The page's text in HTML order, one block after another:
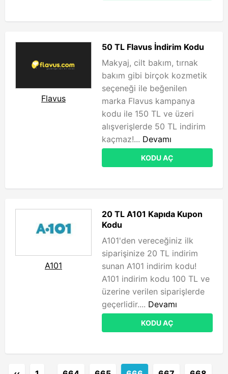
Flavus
50 TL Flavus İndirim Kodu
Makyaj, cilt bakım, tırnak
bakım gibi birçok kozmetik
seçeneği ile beğenilen
marka Flavus kampanya
kodu ile 150 TL ve üzeri
alışverişlerde 50 TL indirim
kaçmaz!... Devamı
KODU AÇ
A101
20 TL A101 Kapıda Kupon
Kodu
A101'den vereceğiniz ilk
siparişinize 20 TL indirim
sunan A101 indirim kodu!
A101 indirim kodu 100 TL ve
üzerine verilen siparişlerde
geçerlidir.... Devamı
KODU AÇ